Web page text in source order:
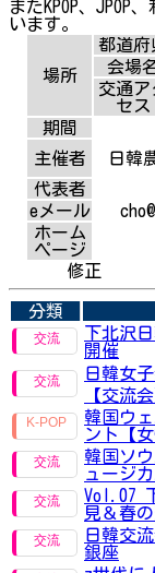
またKPOP、
います。
場所
都道府
会場
交通ア
セス
期間
主催者
日韓
代表者
eメール
ホーム
ページ
修正
分類
下北沢
開催
日韓女
【交流会
韓国ウ
ント【女
韓国ソ
ュージ
Vol.07
見＆春の
日韓交
銀座